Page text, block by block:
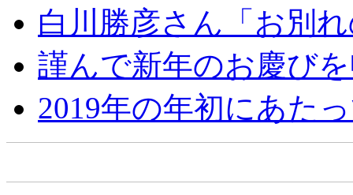
白川勝彦さん「お別
謹んで新年のお慶び
2019年の年初にあた